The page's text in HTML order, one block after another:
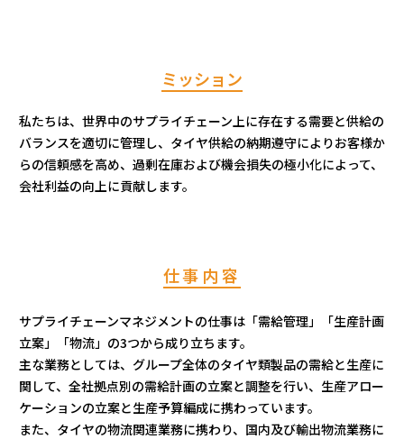
ミッション
私たちは、世界中のサプライチェーン上に存在する需要と供給の
バランスを適切に管理し、タイヤ供給の納期遵守によりお客様か
らの信頼感を高め、過剰在庫および機会損失の極小化によって、
会社利益の向上に貢献します。
仕事内容
サプライチェーンマネジメントの仕事は「需給管理」「生産計画
立案」「物流」の3つから成り立ちます。
主な業務としては、グループ全体のタイヤ類製品の需給と生産に
関して、全社拠点別の需給計画の立案と調整を行い、生産アロー
ケーションの立案と生産予算編成に携わっています。
また、タイヤの物流関連業務に携わり、国内及び輸出物流業務に